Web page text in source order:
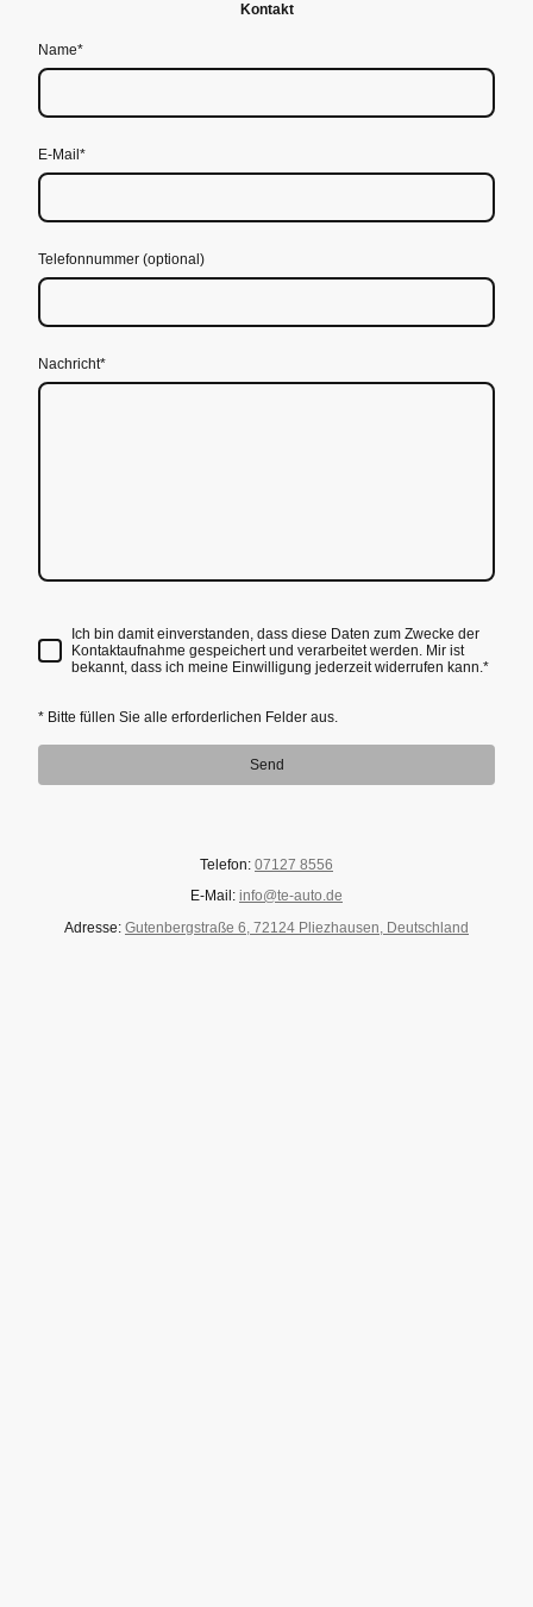
Kontakt
Name*
E-Mail *
Telefonnummer (optional)
Nachricht*
Ich bin damit einverstanden, dass diese Daten zum Zwecke der
Kontaktaufnahme gespeichert und verarbeitet werden. Mir ist
bekannt, dass ich meine Einwilligung jederzeit widerrufen kann. *
* Bitte füllen Sie alle erforderlichen Felder aus.
Send
Telefon: 07127 8556
E-Mail: info@te-auto.de
Adresse: Gutenbergstraße 6, 72124 Pliezhausen, Deutschland